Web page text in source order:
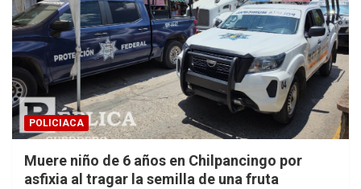
POLICIACA
Muere niño de 6 años en Chilpancingo por
asfixia al tragar la semilla de una fruta